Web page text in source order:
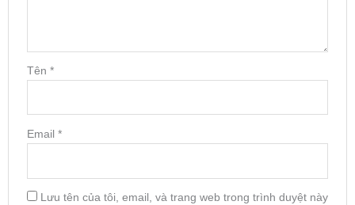
Tên *
Email *
Lưu tên của tôi, email, và trang web trong trình duyệt này